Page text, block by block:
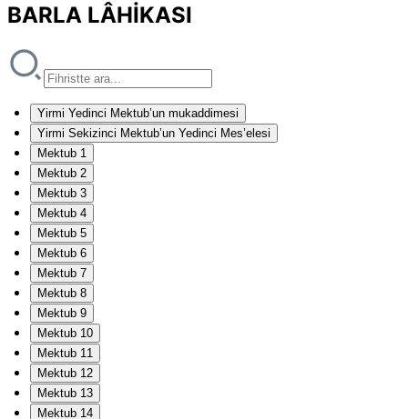
BARLA LÂHİKASI
Yirmi Yedinci Mektub’un mukaddimesi
Yirmi Sekizinci Mektub’un Yedinci Mes’elesi
Mektub 1
Mektub 2
Mektub 3
Mektub 4
Mektub 5
Mektub 6
Mektub 7
Mektub 8
Mektub 9
Mektub 10
Mektub 11
Mektub 12
Mektub 13
Mektub 14